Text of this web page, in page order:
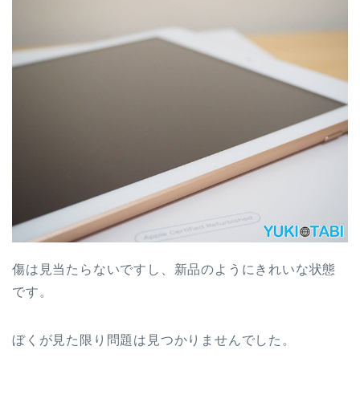
傷は見当たらないですし、新品のようにきれいな状態
です。
ぼくが見た限り問題は見つかりませんでした。